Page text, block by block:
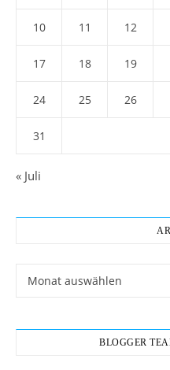
10 11 12
17 18 19
24 25 26
31
« Juli
BLOGGER